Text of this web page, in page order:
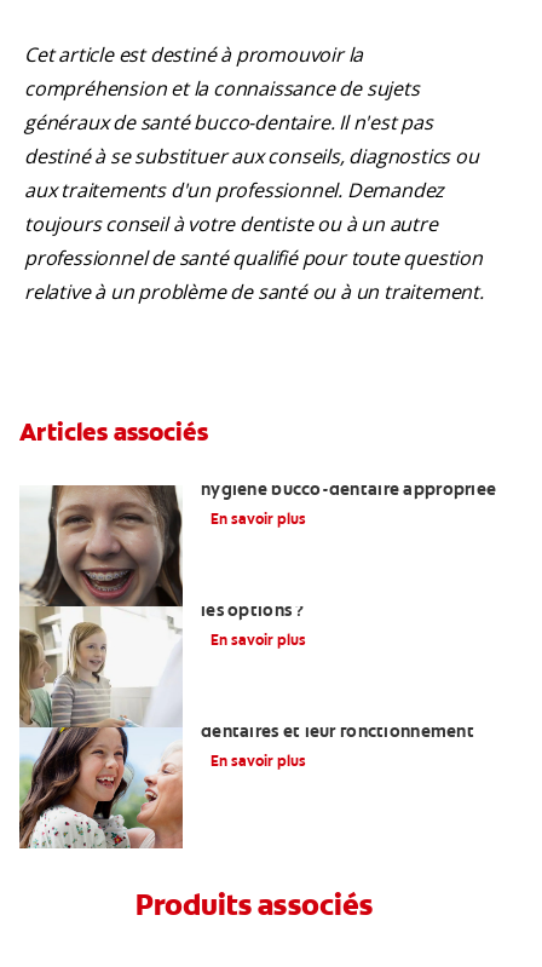
Cet article est destiné à promouvoir la
compréhension et la connaissance de sujets
généraux de santé bucco-dentaire. Il n'est pas
destiné à se substituer aux conseils, diagnostics ou
aux traitements d'un professionnel. Demandez
toujours conseil à votre dentiste ou à un autre
professionnel de santé qualifié pour toute question
relative à un problème de santé ou à un traitement.
Articles associés
hygiène bucco-dentaire appropriée
En savoir plus
les options ?
En savoir plus
dentaires et leur fonctionnement
En savoir plus
Produits associés